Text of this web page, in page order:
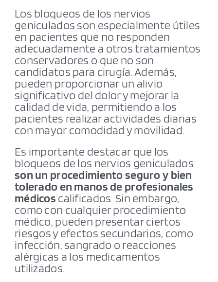
Los bloqueos de los nervios
geniculados son especialmente útiles
en pacientes que no responden
adecuadamente a otros tratamientos
conservadores o que no son
candidatos para cirugía. Además,
pueden proporcionar un alivio
significativo del dolor y mejorar la
calidad de vida, permitiendo a los
pacientes realizar actividades diarias
con mayor comodidad y movilidad.
Es importante destacar que los
bloqueos de los nervios geniculados
son un procedimiento seguro y bien
tolerado en manos de profesionales
médicos calificados. Sin embargo,
como con cualquier procedimiento
médico, pueden presentar ciertos
riesgos y efectos secundarios, como
infección, sangrado o reacciones
alérgicas a los medicamentos
utilizados.